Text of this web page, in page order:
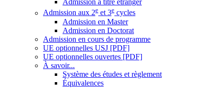
Admission à titre étranger
Admission aux 2e et 3e cycles
Admission en Master
Admission en Doctorat
Admission en cours de programme
UE optionnelles USJ [PDF]
UE optionnelles ouvertes [PDF]
À savoir...
Système des études et règlement
Équivalences